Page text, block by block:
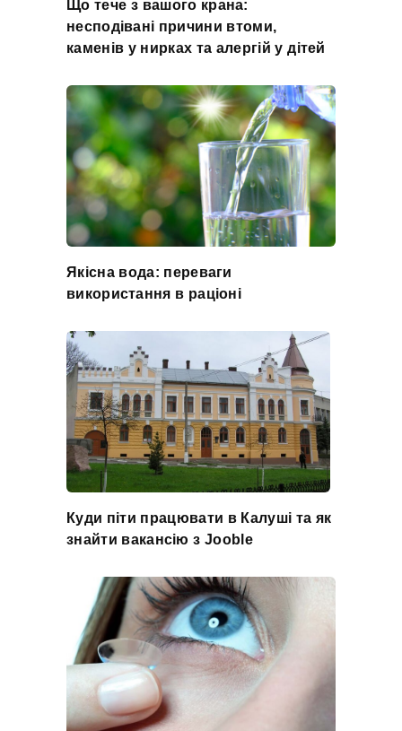
Що тече з вашого крана:
несподівані причини втоми,
каменів у нирках та алергій у дітей
Якісна вода: переваги
використання в раціоні
Куди піти працювати в Калуші та як
знайти вакансію з Jooble